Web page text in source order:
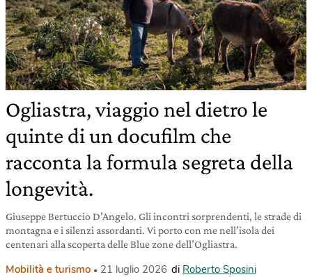
Ogliastra, viaggio nel dietro le
quinte di un docufilm che
racconta la formula segreta della
longevità.
Giuseppe Bertuccio D’Angelo. Gli incontri sorprendenti, le strade di
montagna e i silenzi assordanti. Vi porto con me nell’isola dei
centenari alla scoperta delle Blue zone dell’Ogliastra.
Mobilità e turismo 21 luglio 2026 di Roberto Sposini